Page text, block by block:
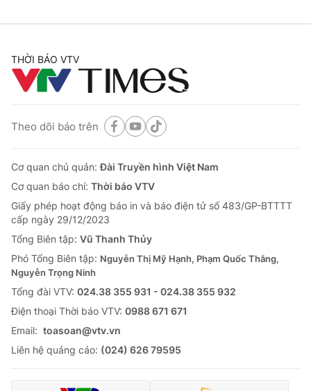
THỜI BÁO VTV
Theo dõi báo trên
Cơ quan chủ quản:Đài Truyền hình Việt Nam
Cơ quan báo chí: Thời báo VTV
Giấy phép hoạt động báo in và báo điện tử số 483/GP-BTTTT
cấp ngày 29/12/2023
Tổng Biên tập: Vũ Thanh Thủy
Phó Tổng Biên tập: Nguyễn Thị Mỹ Hạnh, Phạm Quốc Thắng,
Nguyễn Trọng Ninh
Tổng đài VTV: 024.38 355 931 - 024.38 355 932
Ðiện thoại Thời báo VTV: 0988 671 671
Email: toasoan@vtv.vn
Liên hệ quảng cáo: (024) 626 79595